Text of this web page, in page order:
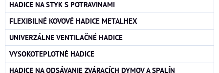
HADICE NA STYK S POTRAVINAMI
FLEXIBILNÉ KOVOVÉ HADICE METALHEX
UNIVERZÁLNE VENTILAČNÉ HADICE
VYSOKOTEPLOTNÉ HADICE
HADICE NA ODSÁVANIE ZVÁRACÍCH DYMOV A SPALÍN